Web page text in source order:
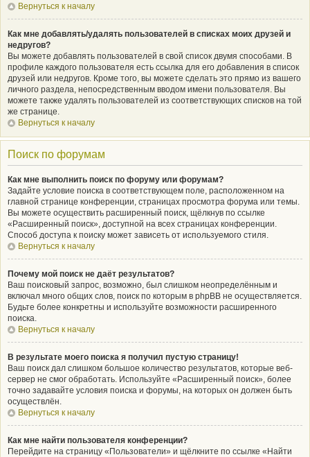
Вернуться к началу
Как мне добавлять/удалять пользователей в списках моих друзей и
недругов?
Вы можете добавлять пользователей в свой список двумя способами. В
профиле каждого пользователя есть ссылка для его добавления в список
друзей или недругов. Кроме того, вы можете сделать это прямо из вашего
личного раздела, непосредственным вводом имени пользователя. Вы
можете также удалять пользователей из соответствующих списков на той
же странице.
Вернуться к началу
Поиск по форумам
Как мне выполнить поиск по форуму или форумам?
Задайте условие поиска в соответствующем поле, расположенном на
главной странице конференции, страницах просмотра форума или темы.
Вы можете осуществить расширенный поиск, щёлкнув по ссылке
«Расширенный поиск», доступной на всех страницах конференции.
Способ доступа к поиску может зависеть от используемого стиля.
Вернуться к началу
Почему мой поиск не даёт результатов?
Ваш поисковый запрос, возможно, был слишком неопределённым и
включал много общих слов, поиск по которым в phpBB не осуществляется.
Будьте более конкретны и используйте возможности расширенного
поиска.
Вернуться к началу
В результате моего поиска я получил пустую страницу!
Ваш поиск дал слишком большое количество результатов, которые веб-
сервер не смог обработать. Используйте «Расширенный поиск», более
точно задавайте условия поиска и форумы, на которых он должен быть
осуществлён.
Вернуться к началу
Как мне найти пользователя конференции?
Перейдите на страницу «Пользователи» и щёлкните по ссылке «Найти